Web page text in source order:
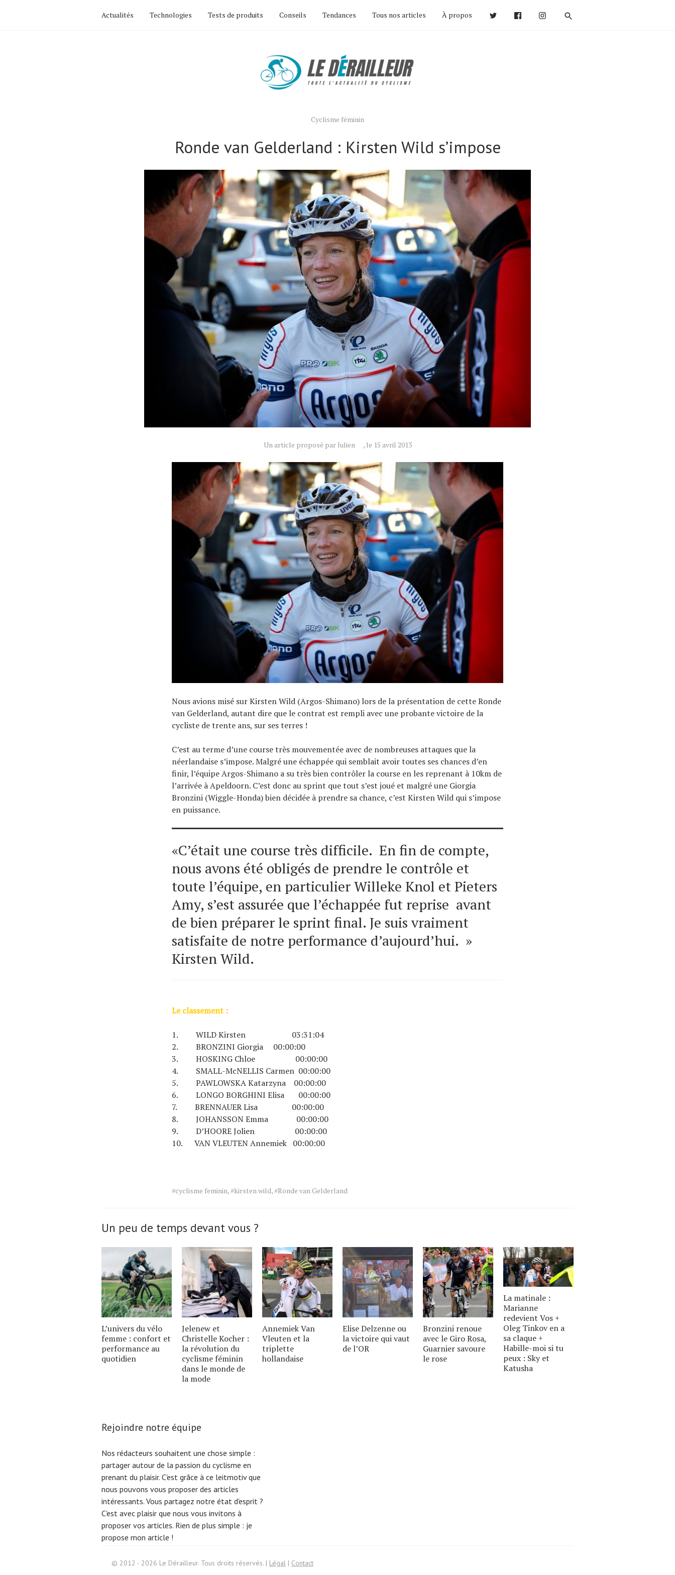
Actualités Technologies Tests de produits Conseils Tendances Tous nos articles À propos
Cyclisme féminin
Ronde van Gelderland : Kirsten Wild s’impose
Un article proposé par Julien , le 15 avril 2013
Nous avions misé sur Kirsten Wild (Argos-Shimano) lors de la présentation de cette Ronde
van Gelderland, autant dire que le contrat est rempli avec une probante victoire de la
cycliste de trente ans, sur ses terres !
C’est au terme d’une course très mouvementée avec de nombreuses attaques que la
néerlandaise s’impose. Malgré une échappée qui semblait avoir toutes ses chances d’en
finir, l’équipe Argos-Shimano a su très bien contrôler la course en les reprenant à 10km de
l’arrivée à Apeldoorn. C’est donc au sprint que tout s’est joué et malgré une Giorgia
Bronzini (Wiggle-Honda) bien décidée à prendre sa chance, c’est Kirsten Wild qui s’impose
en puissance.
«C’était une course très difficile. En fin de compte,
nous avons été obligés de prendre le contrôle et
toute l’équipe, en particulier Willeke Knol et Pieters
Amy, s’est assurée que l’échappée fut reprise avant
de bien préparer le sprint final. Je suis vraiment
satisfaite de notre performance d’aujourd’hui. »
Kirsten Wild.
Le classement :
1. WILD Kirsten 03:31:04
2. BRONZINI Giorgia 00:00:00
3. HOSKING Chloe 00:00:00
4. SMALL-McNELLIS Carmen 00:00:00
5. PAWLOWSKA Katarzyna 00:00:00
6. LONGO BORGHINI Elisa 00:00:00
7. BRENNAUER Lisa 00:00:00
8. JOHANSSON Emma 00:00:00
9. D’HOORE Jolien 00:00:00
10. VAN VLEUTEN Annemiek 00:00:00
Tags
#cyclisme feminin,#kirsten wild,#Ronde van Gelderland
Un peu de temps devant vous ?
L’univers du vélo
femme : confort et
performance au
quotidien
Jelenew et
Christelle Kocher :
la révolution du
cyclisme féminin
dans le monde de
la mode
Annemiek Van
Vleuten et la
triplette
hollandaise
Elise Delzenne ou
la victoire qui vaut
de l’OR
Bronzini renoue
avec le Giro Rosa,
Guarnier savoure
le rose
La matinale :
Marianne
redevient Vos +
Oleg Tinkov en a
sa claque +
Habille-moi si tu
peux : Sky et
Katusha
Rejoindre notre équipe
Nos rédacteurs souhaitent une chose simple :
partager autour de la passion du cyclisme en
prenant du plaisir. C'est grâce à ce leitmotiv que
nous pouvons vous proposer des articles
intéressants. Vous partagez notre état d'esprit ?
C'est avec plaisir que nous vous invitons à
proposer vos articles. Rien de plus simple : je
propose mon article !
© 2012 - 2026 Le Dérailleur. Tous droits réservés. | Légal | Contact